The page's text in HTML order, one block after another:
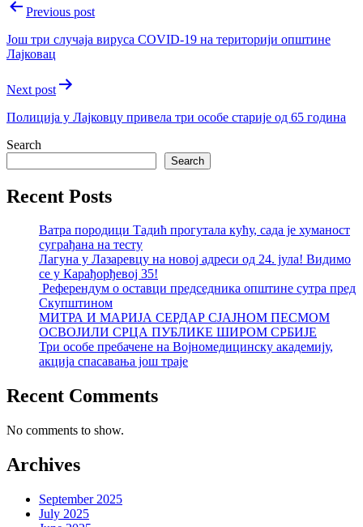
PostPrevious post
Још три случаја вируса COVID-19 на територији општине
Лајковац
Next post
Полицијa у Лајковцу привела три особе старије од 65 година
Search
Search
Recent Posts
Ватра породици Тадић прогутала кућу, сада је хуманост
суграђана на тесту
Лагуна у Лазаревцу на новој адреси од 24. јула! Видимо
се у Карађорђевој 35!
Референдум о оставци председника општине сутра пред
Скупштином
МИТРА И МАРИЈА СЕРДАР СЈАЈНОМ ПЕСМОМ
ОСВОЈИЛИ СРЦА ПУБЛИКЕ ШИРОМ СРБИЈЕ
Три особе пребачене на Војномедицинску академију,
акција спасавања још траје
Recent Comments
No comments to show.
Archives
September 2025
July 2025